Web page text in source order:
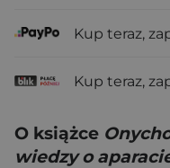
Kup teraz,
Kup teraz,
O książce
wiedzy o